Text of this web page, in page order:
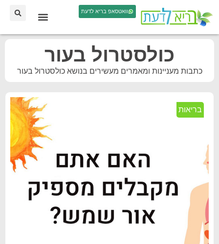
וואטסאפ בריא לדעת
כולסטרול בעור
כתבות מעניינות ומאמרים מעשירים בנושא כולסטרול בעור
בריאות